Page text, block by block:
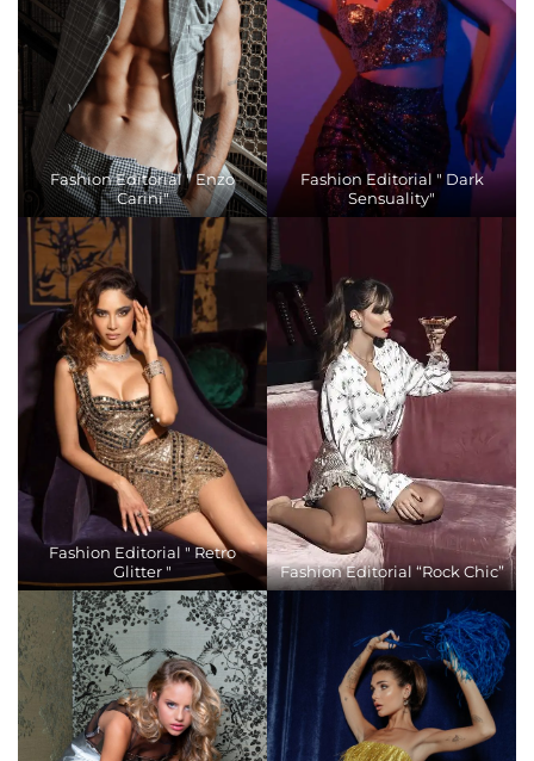
Fashion Editorial " Enzo
Carini"
Fashion Editorial " Dark
Sensuality"
Fashion Editorial " Retro
Glitter "
Fashion Editorial “Rock Chic”